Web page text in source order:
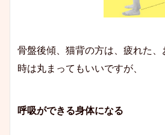
骨盤後傾、猫背の方は、疲れた、
時は丸まってもいいですが、
呼吸ができる身体になる